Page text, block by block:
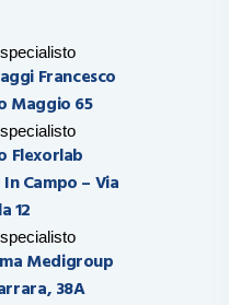
Francesco
Maggio 65
Flexorlab
Campo – Via
12
Medigroup
38A